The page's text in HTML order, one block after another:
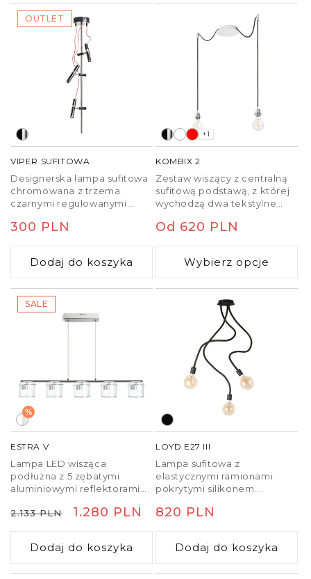
OUTLET
VIPER SUFITOWA
Designerska lampa sufitowa
chromowana z trzema
czarnymi regulowanymi
czerwonym tekstylnym
Cena
regularna
300 PLN
Dodaj do koszyka
+1
KOMBIX 2
Zestaw wiszący z centralną
sufitową podstawą, z której
wychodzą dwa tekstylne
E27 mocowane odzielnie
uchwyty pozwalające na
umieszczenie ich na suficie
w dowolnej odlegości od
podstawy. Długość kabli 3 m.
Polecane akcesoria: ARISTA,
DELI, JAKARANDA, DOUBLE
40/30, DOUBLE 55/30,
ASPRO 40/30, ASPRO 55/30,
RON 15/20, RON 40/25, RON
55/30, TEMPO 15/30, TEMPO
Cena
regularna
Od 620 PLN
Wybierz opcje
SALE
%
ESTRA V
Lampa LED wisząca
podłużna z 5 zębatymi
aluminiowymi reflektorami
przezroczystego szkła.
Cena
regularna
2.133 PLN
Cena
promocyjna
1.280 PLN
Dodaj do koszyka
LOYD E27 III
Lampa sufitowa z
elastycznymi ramionami
pokrytymi silikonem.
ustawiać we wszystkich
reflektorowymi lub
dekoracyjnymi żarówkami
E27.
Cena
regularna
820 PLN
Dodaj do koszyka